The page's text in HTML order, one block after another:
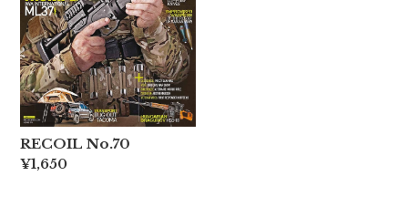
RECOIL No.70
¥1,650